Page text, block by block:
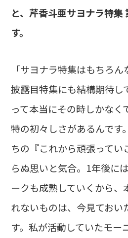
と、芹香斗亜サヨナラ特集
す。
「サヨナラ特集はもちろ
披露目特集にも結構期待し
って本当にその時しかなく
特の初々しさがあるんです
ちの『これから頑張ってい
らぬ思いと気合。1年後に
ークも成熟していくから、
れないものは、今見ておい
す。私が活動していたモー